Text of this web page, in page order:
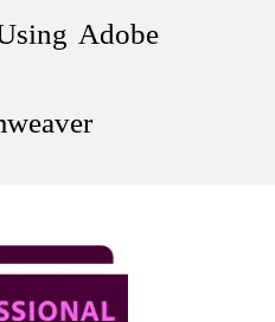
Adobe